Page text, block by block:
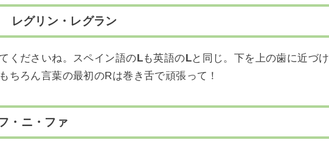
グリン・レグラン
くださいね。スペイン語のLも英語のLと同じ。下を上の歯に近づけ
ちろん言葉の最初のRは巻き舌で頑張って！
ニ・ファ